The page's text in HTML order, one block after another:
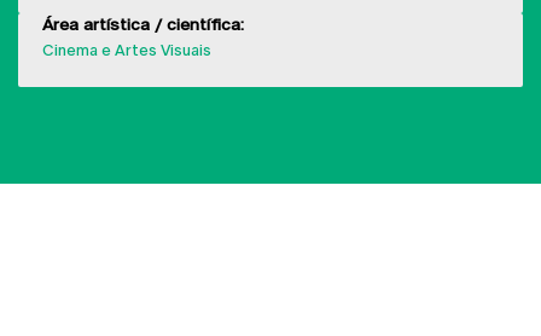
Área artística / científica:
Cinema e Artes Visuais